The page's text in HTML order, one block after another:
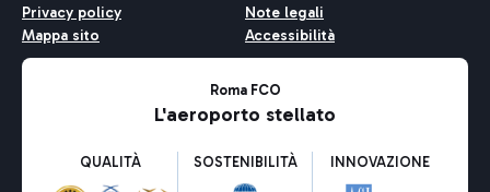
Privacy policy
Note legali
Mappa sito
Accessibilità
Roma FCO
L'aeroporto stellato
QUALITÀ SOSTENIBILITÀ INNOVAZIONE